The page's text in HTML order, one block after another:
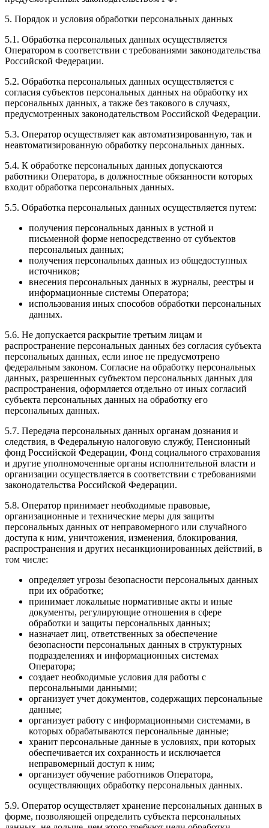
5. Порядок и условия обработки персональных данных
5.1. Обработка персональных данных осуществляется
Оператором в соответствии с требованиями законодательства
Российской Федерации.
5.2. Обработка персональных данных осуществляется с
согласия субъектов персональных данных на обработку их
персональных данных, а также без такового в случаях,
предусмотренных законодательством Российской Федерации.
5.3. Оператор осуществляет как автоматизированную, так и
неавтоматизированную обработку персональных данных.
5.4. К обработке персональных данных допускаются
работники Оператора, в должностные обязанности которых
входит обработка персональных данных.
5.5. Обработка персональных данных осуществляется путем:
получения персональных данных в устной и
письменной форме непосредственно от субъектов
персональных данных;
получения персональных данных из общедоступных
источников;
внесения персональных данных в журналы, реестры и
информационные системы Оператора;
использования иных способов обработки персональных
данных.
5.6. Не допускается раскрытие третьим лицам и
распространение персональных данных без согласия субъекта
персональных данных, если иное не предусмотрено
федеральным законом. Согласие на обработку персональных
данных, разрешенных субъектом персональных данных для
распространения, оформляется отдельно от иных согласий
субъекта персональных данных на обработку его
персональных данных.
5.7. Передача персональных данных органам дознания и
следствия, в Федеральную налоговую службу, Пенсионный
фонд Российской Федерации, Фонд социального страхования
и другие уполномоченные органы исполнительной власти и
организации осуществляется в соответствии с требованиями
законодательства Российской Федерации.
5.8. Оператор принимает необходимые правовые,
организационные и технические меры для защиты
персональных данных от неправомерного или случайного
доступа к ним, уничтожения, изменения, блокирования,
распространения и других несанкционированных действий, в
том числе:
определяет угрозы безопасности персональных данных
при их обработке;
принимает локальные нормативные акты и иные
документы, регулирующие отношения в сфере
обработки и защиты персональных данных;
назначает лиц, ответственных за обеспечение
безопасности персональных данных в структурных
подразделениях и информационных системах
Оператора;
создает необходимые условия для работы с
персональными данными;
организует учет документов, содержащих персональные
данные;
организует работу с информационными системами, в
которых обрабатываются персональные данные;
хранит персональные данные в условиях, при которых
обеспечивается их сохранность и исключается
неправомерный доступ к ним;
организует обучение работников Оператора,
осуществляющих обработку персональных данных.
5.9. Оператор осуществляет хранение персональных данных в
форме, позволяющей определить субъекта персональных